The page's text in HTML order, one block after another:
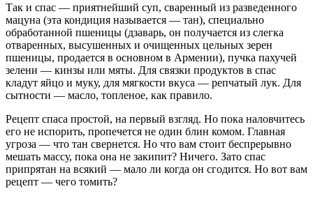
Так и спас — приятнейший суп, сваренный из разведенного
мацуна (эта кондиция называется — тан), специально
обработанной пшеницы (дзаварь, он получается из слегка
отваренных, высушенных и очищенных цельных зерен
пшеницы, продается в основном в Армении), пучка пахучей
зелени — кинзы или мяты. Для связки продуктов в спас
кладут яйцо и муку, для мягкости вкуса — репчатый лук. Для
сытности — масло, топленое, как правило.
Рецепт спаса простой, на первый взгляд. Но пока наловчитесь
его не испорить, пропечется не один блин комом. Главная
угроза — что тан свернется. Но что вам стоит беспрерывно
мешать массу, пока она не закипит? Ничего. Зато спас
припрятан на всякий — мало ли когда он сгодится. Но вот вам
рецепт — чего томить?